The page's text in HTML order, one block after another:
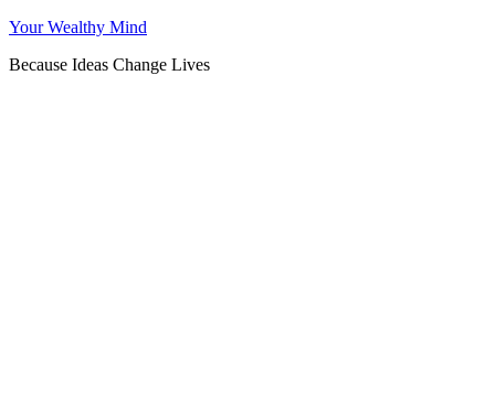
Your Wealthy Mind
Because Ideas Change Lives